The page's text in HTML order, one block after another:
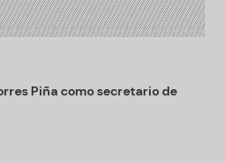
Piña como secretario de